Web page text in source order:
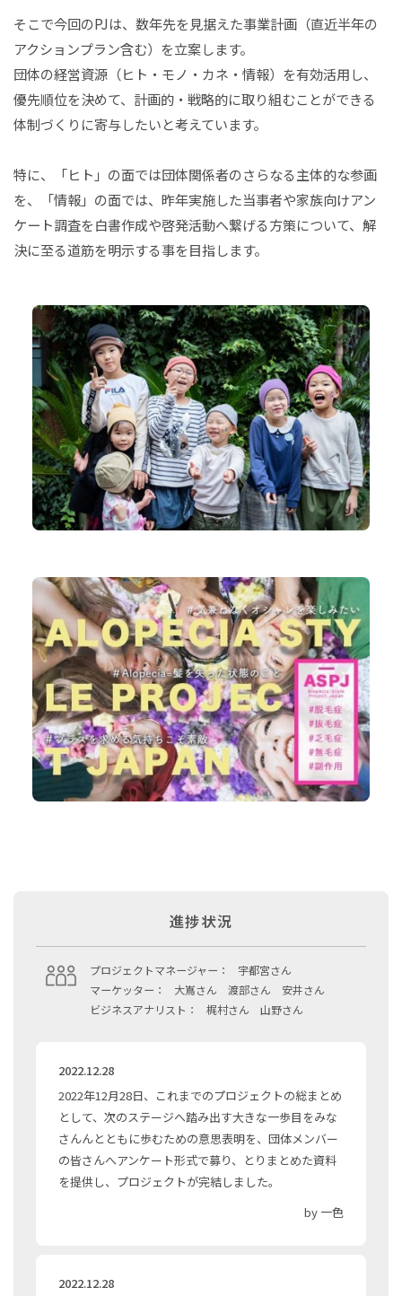
そこで今回のPJは、数年先を見据えた事業計画（直近半年の
アクションプラン含む）を立案します。
団体の経営資源（ヒト・モノ・カネ・情報）を有効活用し、
優先順位を決めて、計画的・戦略的に取り組むことができる
体制づくりに寄与したいと考えています。
特に、「ヒト」の面では団体関係者のさらなる主体的な参画
を、「情報」の面では、昨年実施した当事者や家族向けアン
ケート調査を白書作成や啓発活動へ繋げる方策について、解
決に至る道筋を明示する事を目指します。
進捗状況
プロジェクトマネージャー：
宇都宮さん
マーケッター：
大嶌さん 渡部さん 安井さん
ビジネスアナリスト：
梶村さん 山野さん
2022.12.28
2022年12月28日、これまでのプロジェクトの総まとめ
として、次のステージへ踏み出す大きな一歩目をみな
さんんとともに歩むための意思表明を、団体メンバー
の皆さんへアンケート形式で募り、とりまとめた資料
を提供し、プロジェクトが完結しました。
by 一色
2022.12.28